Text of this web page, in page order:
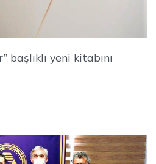
başlıklı yeni kitabını